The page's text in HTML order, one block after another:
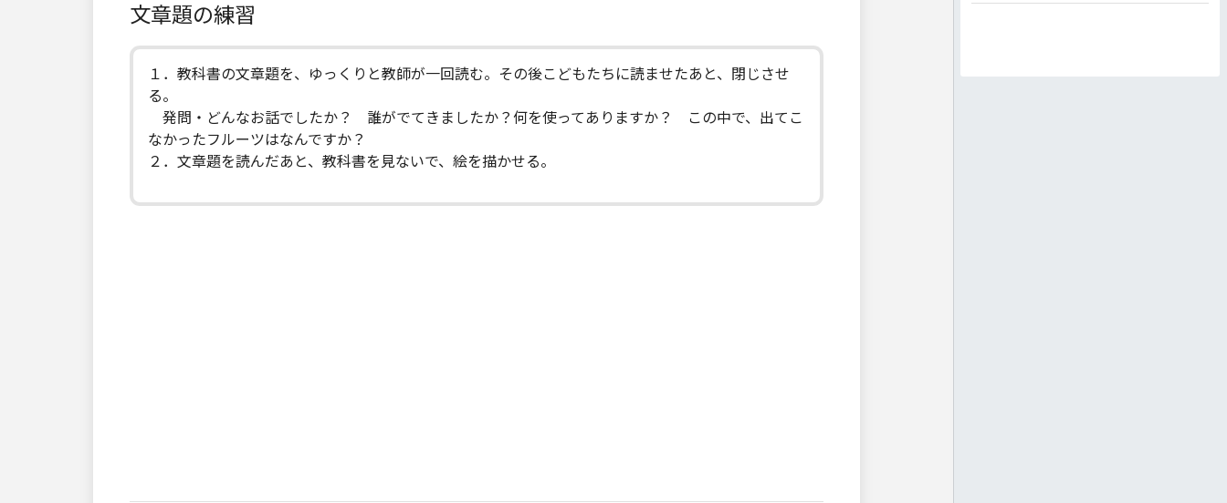
文章題の練習
１．教科書の文章題を、ゆっくりと教師が一回読む。その後こどもたちに読ませたあと、閉じさせ
る。
発問・どんなお話でしたか？ 誰がでてきましたか？何を使ってありますか？ この中で、出てこ
なかったフルーツはなんですか？
２．文章題を読んだあと、教科書を見ないで、絵を描かせる。